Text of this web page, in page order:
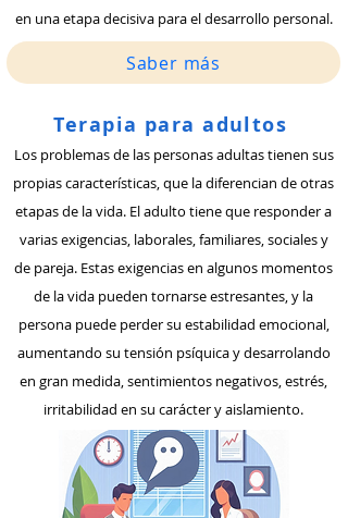
en una etapa decisiva para el desarrollo personal.
Saber más
Terapia para adultos
Los problemas de las personas adultas tienen sus
propias características, que la diferencian de otras
etapas de la vida. El adulto tiene que responder a
varias exigencias, laborales, familiares, sociales y
de pareja. Estas exigencias en algunos momentos
de la vida pueden tornarse estresantes, y la
persona puede perder su estabilidad emocional,
aumentando su tensión psíquica y desarrolando
en gran medida, sentimientos negativos, estrés,
irritabilidad en su carácter y aislamiento.